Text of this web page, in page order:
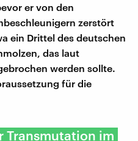
er von den
zerstört
ein Drittel des deutschen
das laut
werden sollte.
für die
Transmutation im